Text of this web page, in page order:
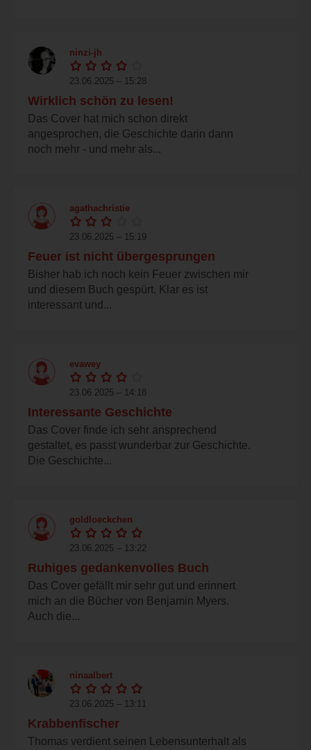
ninzi-jh
23.06.2025 – 15:28
Wirklich schön zu lesen!
Das Cover hat mich schon direkt
angesprochen, die Geschichte darin dann
noch mehr - und mehr als...
agathachristie
23.06.2025 – 15:19
Feuer ist nicht übergesprungen
Bisher hab ich noch kein Feuer zwischen mir
und diesem Buch gespürt. Klar es ist
interessant und...
evawey
23.06.2025 – 14:18
Interessante Geschichte
Das Cover finde ich sehr ansprechend
gestaltet, es passt wunderbar zur Geschichte.
Die Geschichte...
goldloeckchen
23.06.2025 – 13:22
Ruhiges gedankenvolles Buch
Das Cover gefällt mir sehr gut und erinnert
mich an die Bücher von Benjamin Myers.
Auch die...
ninaalbert
23.06.2025 – 13:11
Krabbenfischer
Thomas verdient seinen Lebensunterhalt als